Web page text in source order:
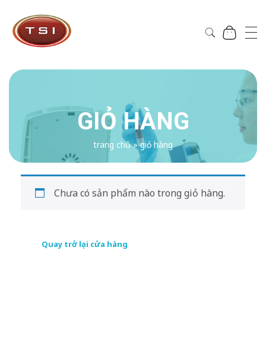
trang chủ»giỏ hàng
GIỎ HÀNG
Chưa có sản phẩm nào trong giỏ hàng.
Quay trở lại cửa hàng